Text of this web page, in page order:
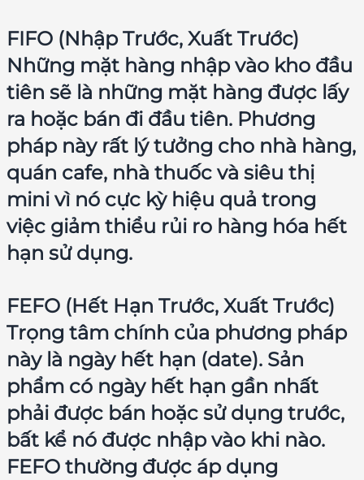
FIFO (Nhập Trước, Xuất Trước)
Những mặt hàng nhập vào kho đầu
tiên sẽ là những mặt hàng được lấy
ra hoặc bán đi đầu tiên. Phương
pháp này rất lý tưởng cho nhà hàng,
quán cafe, nhà thuốc và siêu thị
mini vì nó cực kỳ hiệu quả trong
việc giảm thiểu rủi ro hàng hóa hết
hạn sử dụng.
FEFO (Hết Hạn Trước, Xuất Trước)
Trọng tâm chính của phương pháp
này là ngày hết hạn (date). Sản
phẩm có ngày hết hạn gần nhất
phải được bán hoặc sử dụng trước,
bất kể nó được nhập vào khi nào.
FEFO thường được áp dụng